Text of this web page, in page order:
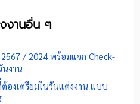
งานอื่น ๆ
/ 2024 พร้อมแจก Check-
นงาน
องเตรียมในวันแต่งงาน แบบ